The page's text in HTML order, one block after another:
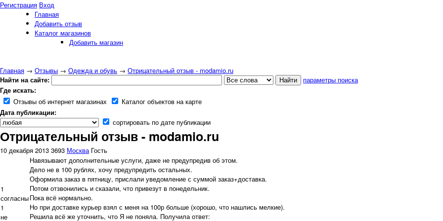
Регистрация Вход
Главная
Добавить отзыв
Каталог магазинов
Добавить магазин
Главная → Отзывы → Одежда и обувь → Отрицательный отзыв - modamio.ru
Найти на сайте:
параметры поиска
Где искать:
Отзывы об интернет магазинах
Каталог объектов на карте
Дата публикации:
сортировать по дате публикации
Отрицательный отзыв - modamio.ru
10 декабря 2013 3693 Москва Гость
1
согласны
1
не
Навязывают дополнительные услуги, даже не предупредив об этом.
Дело не в 100 рублях, хочу предупредить остальных.
Оформила заказ в пятницу, прислали уведомление с суммой заказ+доставка.
Потом отзвонились и сказали, что привезут в понедельник.
Пока всё нормально.
Но при доставке курьер взял с меня на 100р больше (хорошо, что нашлись мелкие).
Решила всё же уточнить, что Я не поняла. Получила ответ: